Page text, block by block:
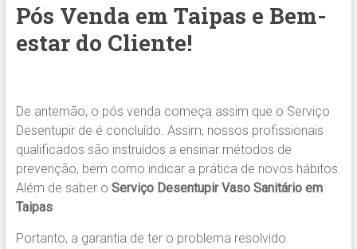
Pós Venda em Taipas e Bem-
estar do Cliente!
De antemão, o pós venda começa assim que o Serviço
Desentupir de é concluído. Assim, nossos profissionais
qualificados são instruídos a ensinar métodos de
prevenção, bem como indicar a prática de novos hábitos.
Além de saber o Serviço Desentupir Vaso Sanitário em
Taipas
Portanto, a garantia de ter o problema resolvido